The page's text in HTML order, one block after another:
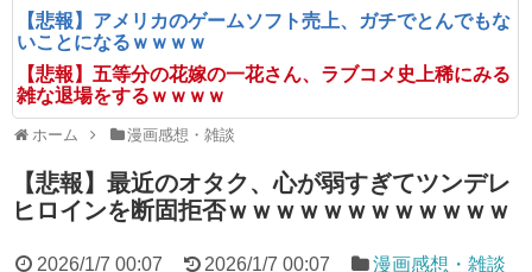
【悲報】アメリカのゲームソフト売上、ガチでとんでもな
いことになるｗｗｗｗ
【悲報】五等分の花嫁の一花さん、ラブコメ史上稀にみる
雑な退場をするｗｗｗｗ
ホーム 漫画感想・雑談
【悲報】最近のオタク、心が弱すぎてツンデレ
ヒロインを断固拒否ｗｗｗｗｗｗｗｗｗｗｗｗ
2026/1/7 00:07 2026/1/7 00:07
漫画感想・雑談